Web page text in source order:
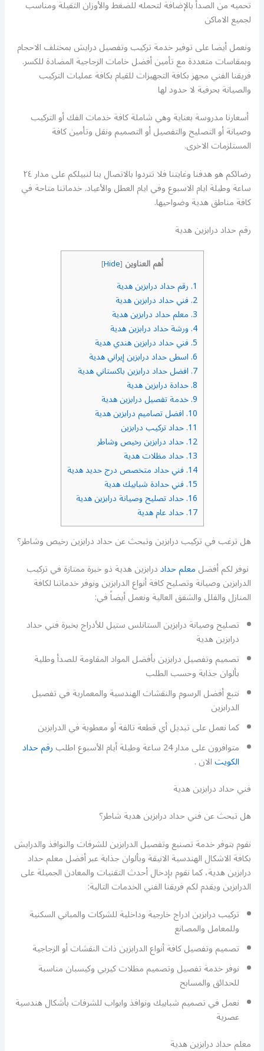
تحميه من الصدأ بالإضافة لتحمله للضغط والأوزان الثقيلة ومناسب
لجميع الاماكن
ونعمل أيضا على توفير خدمة تركيب وتفصيل درايش بمختلف الاحجام
وبمقاسات متعددة مع تأمين أفضل خامات الزجاجية المضادة للكسر.
فريقنا الفني مجهز بكافة التجهيزات للقيام بكافة عمليات التركيب
والصيانة بحرفية لا حدود لها
أسعارنا مدروسة بعناية وهي شاملة كافة خدمات الفك أو التركيب
وصيانة أو التصليح والتفصيل أو التصميم ونقل وتأمين كافة
المستلزمات الاخرى.
رضائكم هو هدفنا وغايتنا فلا تتردوا بالاتصال بنا لنبيلكم على مدار ٢٤
ساعة وطيلة ايام الاسبوع وفي ايام العطل والأعياد. خدماتنا متاحة في
كافة مناطق هدية وضواحيها.
رقم حداد درابزين هدية
أهم العناوين [
Hide
]
1. رقم حداد درابزين هدية
2. فني حداد درابزين هدية
3. معلم حداد درابزين هدية
4. ورشة حداد درابزين هدية
5. فني حداد درابزين هندي هدية
6. اسطى حداد درابزين إيراني هدية
7. افضل حداد درابزين باكستاني هدية
8. حدادة درابزين هدية
9. خدمة تفصيل درابزين هدية
10. افضل تصاميم درابزين هدية
11. حداد تركيب درابزين
12. حداد درابزين رخيص وشاطر
13. حداد مظلات هدية
14. فني حداد متخصص درج حديد هدية
15. فني حدادة شبابيك هدية
16. حداد تصليح وصيانة درابزين هدية
17. حداد عام هدية
هل ترغب في تركيب درابزين وتبحث عن حداد درابزين رخيص وشاطر؟
نوفر لكم أفضلمعلم حداددرابزين هدية ذو خبرة ممتازة في تركيب
الدرابزين وصيانة وتصليح كافة أنواع الدرابزين ونوفر خدماتنا لكافة
المنازل والفلل والشقق العالية ونعمل أيضاً في:
تصليح وصيانة درابزين الستانلس ستيل للأدراج بخبرة فني حداد
درابزين هدية
تصميم وتفصيل درابزين بأفضل المواد المقاومة للصدأ وطلية
بألوان جذابة وحسب الطلب
نتبع أفضل الرسوم والنقشات الهندسية والمعمارية في تفصيل
الدرابزين
كما نعمل على تبديل أي قطعة تالفة أو معطوبة في الدرابزين
متوافرون على مدار 24 ساعة وطيلة أيام الأسبوع اطلب
رقم حداد
الكويتالان .
فني حداد درابزين هدية
هل تبحث عن فني حداد درابزين هدية شاطر؟
نقوم بتوفر خدمة تصنيع وتفصيل الدرابزين للشرفات والنوافذ والدرايش
بكافة الاشكال الهندسية الانيقة وبألوان جذابة عبر أفضل معلم حداد
درابزين هدية، كما نقوم بإدخال أحدث التقنيات والمعادن الجميلة على
الدرابزين ويقدم لكم فريقنا الفني الخدمات التالية:
تركيب درابزين ادراج خارجية وداخلية للشركات والمباني السكنية
وللمعامل والمصانع
تصميم وتفصيل كافة أنواع الدرابزين ذات النقشات أو الزجاجية
نوفر خدمة تفصيل وتصميم مظلات كيربي وكيسبان مناسبة
للحدائق والمسابح
نعمل في تصميم شبابيك ونوافذ وابواب للشرفات بأشكال هندسية
عصرية
معلم حداد درابزين هدية